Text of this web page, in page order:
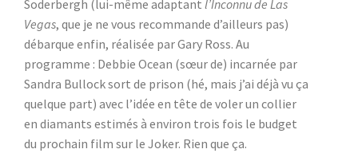
Soderbergh (lui-même adaptant l’Inconnu de Las
Vegas, que je ne vous recommande d’ailleurs pas)
débarque enfin, réalisée par Gary Ross. Au
programme : Debbie Ocean (sœur de) incarnée par
Sandra Bullock sort de prison (hé, mais j’ai déjà vu ça
quelque part) avec l’idée en tête de voler un collier
en diamants estimés à environ trois fois le budget
du prochain film sur le Joker. Rien que ça.